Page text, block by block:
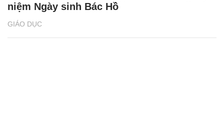
GIÁO DỤC
niệm Ngày sinh Bác Hồ